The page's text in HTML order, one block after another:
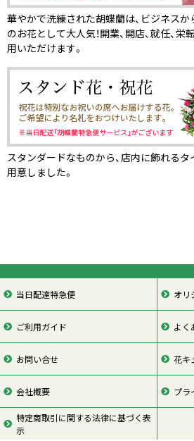
華やかで洗練された胡蝶蘭は、ビジネス
のお花として大人気！開業、開店、就任、
用いただけます。
スタンダードなものから、店内に飾れる
用意しました。
当日配達特急便 オリ
ご利用ガイド よく
お問い合せ 花キ
会社概要 プラ
特定商取引に関する法律に基づく表
示